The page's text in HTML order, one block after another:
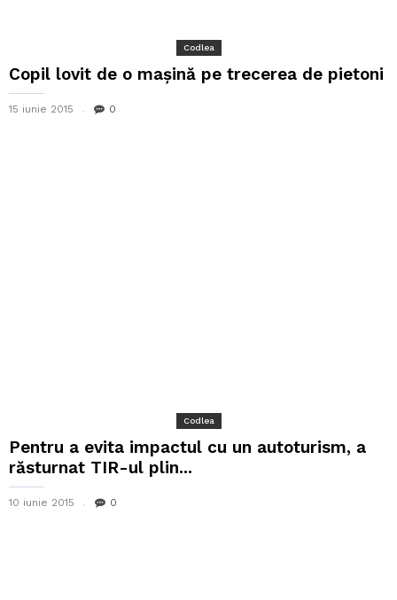
Codlea
Copil lovit de o mașină pe trecerea de pietoni
15 iunie 2015 0
Codlea
Pentru a evita impactul cu un autoturism, a
răsturnat TIR-ul plin...
10 iunie 2015 0